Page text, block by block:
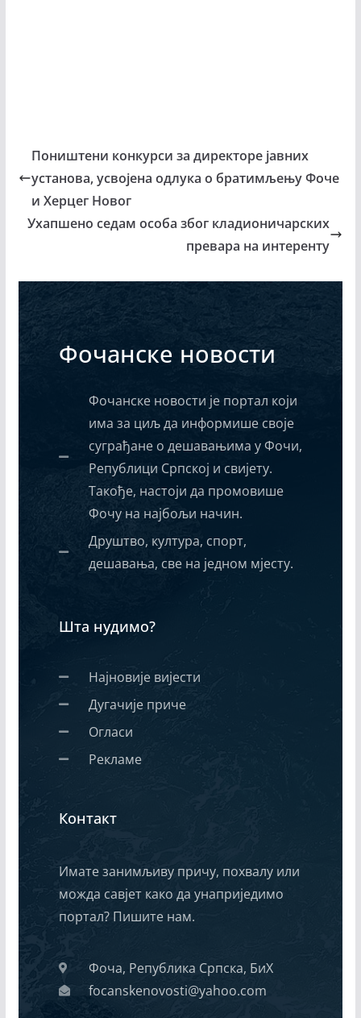
Поништени конкурси за директоре јавних
установа, усвојена одлука о братимљењу Фоче
и Херцег Новог
Ухапшено седам особа због кладионичарских
превара на интеренту
Фочанске новости
Фочанске новости је портал који
има за циљ да информише своје
суграђане о дешавањима у Фочи,
Републици Српској и свијету.
Такође, настоји да промовише
Фочу на најбољи начин.
Друштво, култура, спорт,
дешавања, све на једном мјесту.
Шта нудимо?
Најновије вијести
Дугачије приче
Огласи
Рекламе
Контакт
Имате занимљиву причу, похвалу или
можда савјет како да унаприједимо
портал? Пишите нам.
Фоча, Република Српска, БиХ
focanskenovosti@yahoo.com